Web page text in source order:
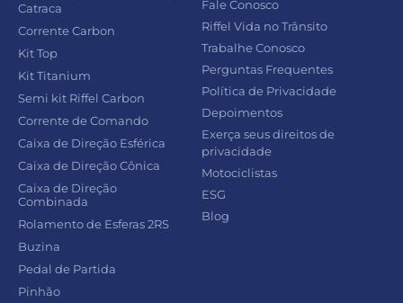
Catraca
Corrente Carbon
Kit Top
Kit Titanium
Semi kit Riffel Carbon
Corrente de Comando
Caixa de Direção Esférica
Caixa de Direção Cônica
Caixa de Direção
Combinada
Rolamento de Esferas 2RS
Buzina
Pedal de Partida
Pinhão
Fale Conosco
Riffel Vida no Trânsito
Trabalhe Conosco
Perguntas Frequentes
Política de Privacidade
Depoimentos
Exerça seus direitos de
privacidade
Motociclistas
ESG
Blog